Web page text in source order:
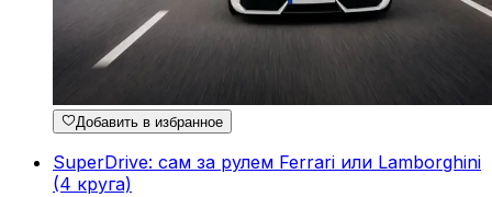
Добавить в избранное
SuperDrive: сам за рулем Ferrari или Lamborghini
(4 круга)